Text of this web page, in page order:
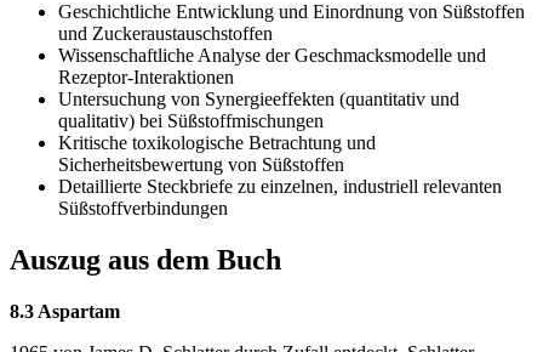
Geschichtliche Entwicklung und Einordnung von Süßstoffen
und Zuckeraustauschstoffen
Wissenschaftliche Analyse der Geschmacksmodelle und
Rezeptor-Interaktionen
Untersuchung von Synergieeffekten (quantitativ und
qualitativ) bei Süßstoffmischungen
Kritische toxikologische Betrachtung und
Sicherheitsbewertung von Süßstoffen
Detaillierte Steckbriefe zu einzelnen, industriell relevanten
Süßstoffverbindungen
Auszug aus dem Buch
8.3 Aspartam